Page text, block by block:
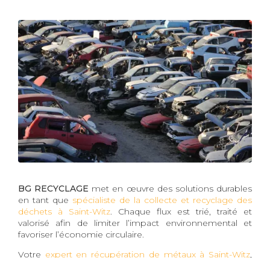
BG RECYCLAGE met en œuvre des solutions durables
en tant que spécialiste de la collecte et recyclage des
déchets à Saint-Witz. Chaque flux est trié, traité et
valorisé afin de limiter l’impact environnemental et
favoriser l’économie circulaire.
Votre expert en récupération de métaux à Saint-Witz,